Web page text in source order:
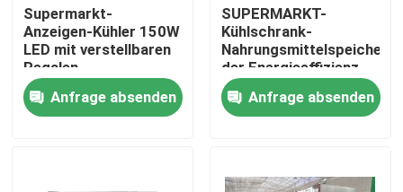
Nachrichten
Handelskühlvitrine
Handelssupermarkt-Kühlschrank
Supermarkt-
Anzeigen-Kühler 150W
LED mit verstellbaren
Regalen
Anfrage absenden
SUPERMARKT-
Kühlschrank-
Nahrungsmittelspeicher
der Energieeffizienz-
R22 Handels
Anfrage absenden